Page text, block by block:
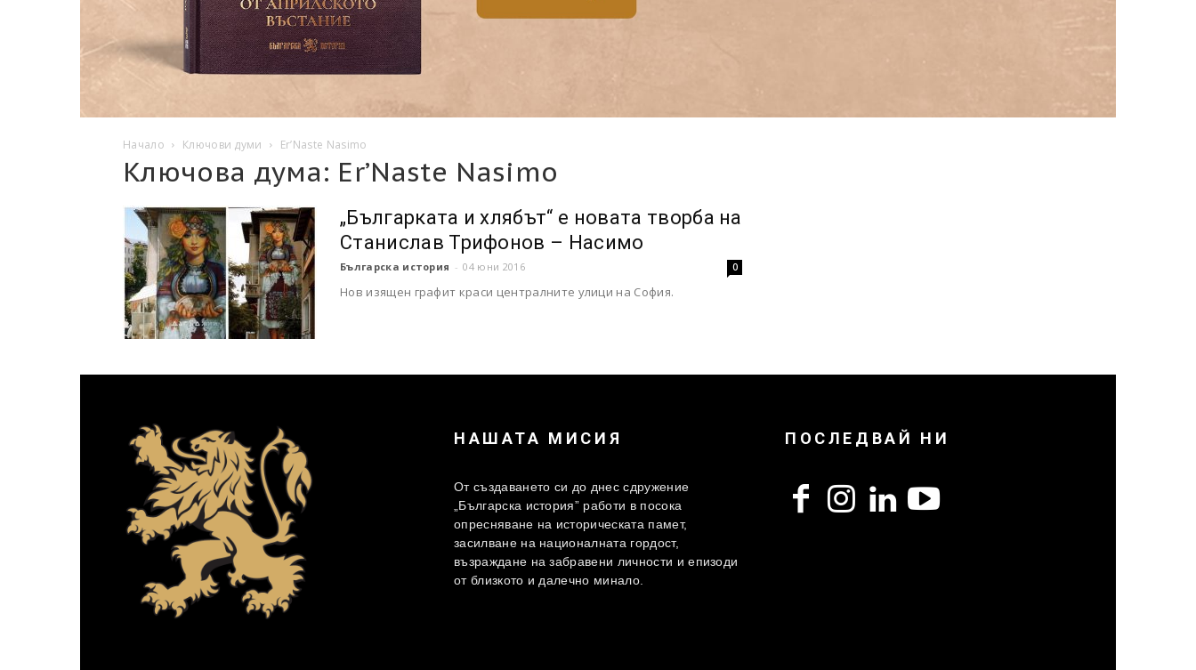
Начало Ключови думи Er’Naste Nasimo
Ключова дума: Er’Naste Nasimo
„Българката и хлябът“ е новата творба на
Станислав Трифонов – Насимо
Българска история - 04 юни 2016 0
Нов изящен графит краси централните улици на София.
НАШАТА МИСИЯ
От създаването си до днес сдружение
„Българска история” работи в посока
опресняване на историческата памет,
засилване на националната гордост,
възраждане на забравени личности и епизоди
от близкото и далечно минало.
ПОСЛЕДВАЙ НИ